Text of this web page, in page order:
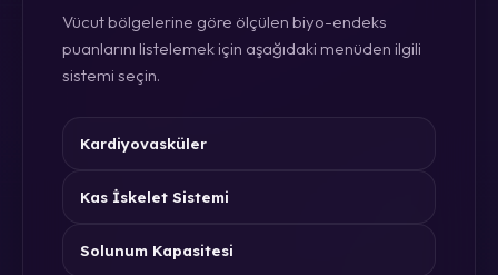
Vücut bölgelerine göre ölçülen biyo-endeks
puanlarını listelemek için aşağıdaki menüden ilgili
sistemi seçin.
Kardiyovasküler
Kas İskelet Sistemi
Solunum Kapasitesi